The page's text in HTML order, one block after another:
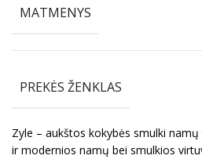
MATMENYS
PREKĖS ŽENKLAS
Zyle – aukštos kokybės smulki
ir modernios namų bei smulkios